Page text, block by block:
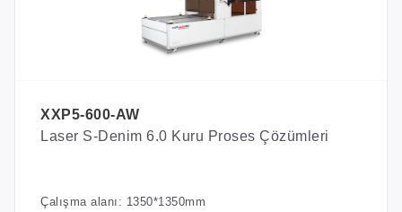
XXP5-600-AW
Laser S-Denim 6.0 Kuru Proses Çözümleri
Çalışma alanı: 1350*1350mm